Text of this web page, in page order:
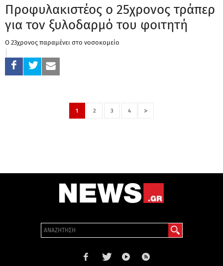
Προφυλακιστέος ο 25χρονος τράπερ
για τον ξυλοδαρμό του φοιτητή
Ο 23χρονος παραμένει στο νοσοκομείο
1 2 3 4 >